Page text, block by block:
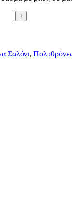
Σαλόνι,